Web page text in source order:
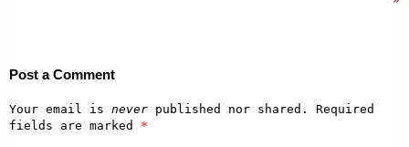
Post a Comment
Your email is never published nor shared. Required
fields are marked *